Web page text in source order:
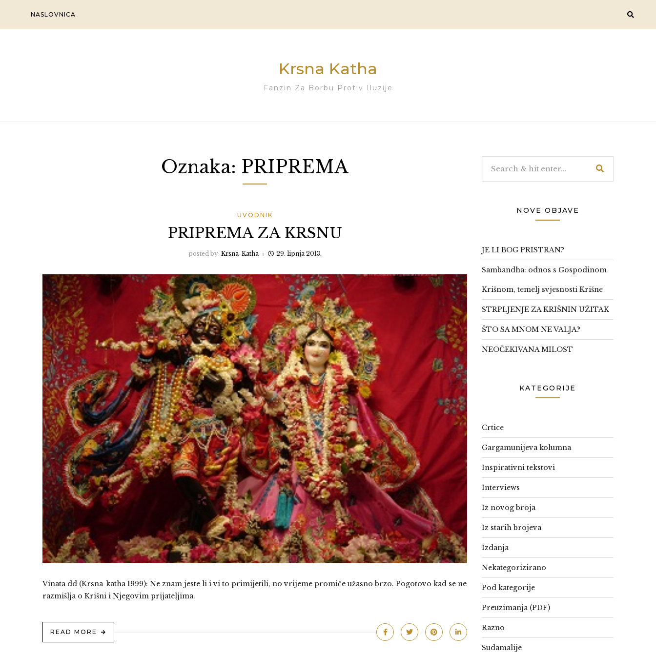
content
NASLOVNICA
Krsna Katha
Fanzin Za Borbu Protiv Iluzije
Oznaka: PRIPREMA
UVODNIK
PRIPREMA ZA KRSNU
posted by: Krsna-Katha 29. lipnja 2013.
Vinata dd (Krsna-katha 1999): Ne znam jeste li i vi to primijetili, no vrijeme promiče užasno brzo. Pogotovo kad se ne
razmišlja o Krišni i Njegovim prijateljima.
READ MORE
NOVE OBJAVE
JE LI BOG PRISTRAN?
Sambandha: odnos s Gospodinom
Krišnom, temelj svjesnosti Krišne
STRPLJENJE ZA KRIŠNIN UŽITAK
ŠTO SA MNOM NE VALJA?
NEOČEKIVANA MILOST
KATEGORIJE
Crtice
Gargamunijeva kolumna
Inspirativni tekstovi
Interviews
Iz novog broja
Iz starih brojeva
Izdanja
Nekategorizirano
Pod kategorije
Preuzimanja (PDF)
Razno
Sudamalije